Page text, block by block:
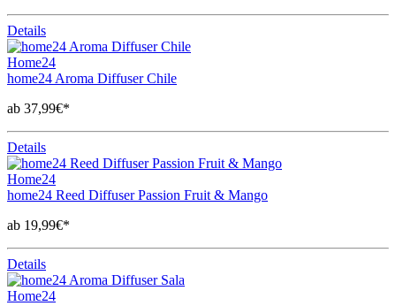
Details
Home24
home24 Aroma Diffuser Chile
ab 37,99€*
Details
Home24
home24 Reed Diffuser Passion Fruit & Mango
ab 19,99€*
Details
Home24